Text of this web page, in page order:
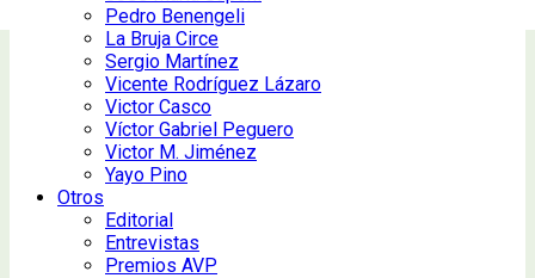
Pedro Benengeli
La Bruja Circe
Sergio Martínez
Vicente Rodríguez Lázaro
Victor Casco
Víctor Gabriel Peguero
Victor M. Jiménez
Yayo Pino
Otros
Editorial
Entrevistas
Premios AVP